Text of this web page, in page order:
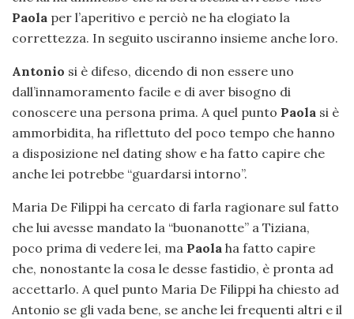
Paola per l’aperitivo e perciò ne ha elogiato la
correttezza. In seguito usciranno insieme anche loro.
Antonio si è difeso, dicendo di non essere uno
dall’innamoramento facile e di aver bisogno di
conoscere una persona prima. A quel punto Paola si è
ammorbidita, ha riflettuto del poco tempo che hanno
a disposizione nel dating show e ha fatto capire che
anche lei potrebbe “guardarsi intorno”.
Maria De Filippi ha cercato di farla ragionare sul fatto
che lui avesse mandato la “buonanotte” a Tiziana,
poco prima di vedere lei, ma Paola ha fatto capire
che, nonostante la cosa le desse fastidio, è pronta ad
accettarlo. A quel punto Maria De Filippi ha chiesto ad
Antonio se gli vada bene, se anche lei frequenti altri e il